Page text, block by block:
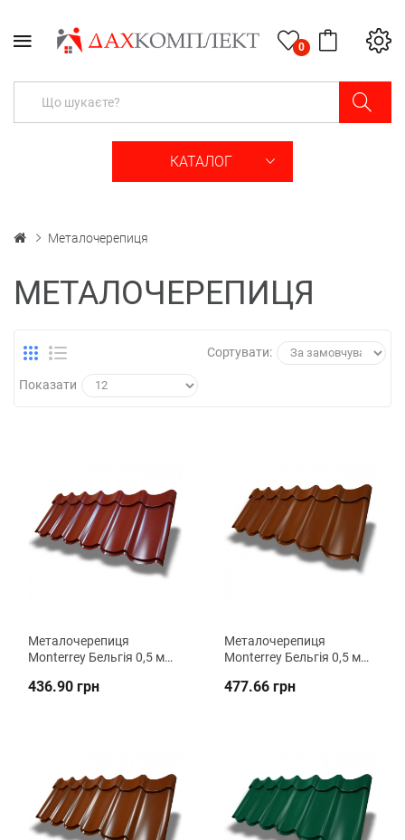
0
КАТАЛОГ
Металочерепиця
МЕТАЛОЧЕРЕПИЦЯ
Сортувати:
Показати
Металочерепиця
Monterrey Бельгія 0,5 мм
436.90 грн
Металочерепиця
Monterrey Бельгія 0,5 мм
477.66 грн